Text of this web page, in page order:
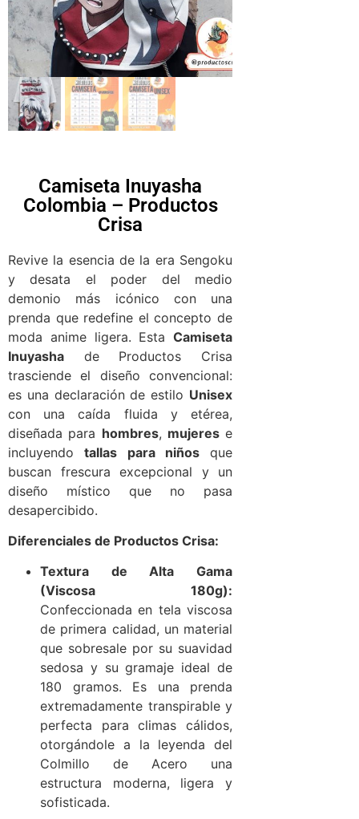
Camiseta Inuyasha
Colombia – Productos
Crisa
Revive la esencia de la era Sengoku
y desata el poder del medio
demonio más icónico con una
prenda que redefine el concepto de
moda anime ligera. Esta Camiseta
Inuyasha de Productos Crisa
trasciende el diseño convencional:
es una declaración de estilo Unisex
con una caída fluida y etérea,
diseñada para hombres, mujerese
incluyendotallas para niñosque
buscan frescura excepcional y un
diseño místico que no pasa
desapercibido.
Diferenciales de Productos Crisa:
Textura de Alta Gama
(Viscosa 180g):
Confeccionada en tela viscosa
de primera calidad, un material
que sobresale por su suavidad
sedosa y su gramaje ideal de
180 gramos. Es una prenda
extremadamente transpirable y
perfecta para climas cálidos,
otorgándole a la leyenda del
Colmillo de Acero una
estructura moderna, ligera y
sofisticada.